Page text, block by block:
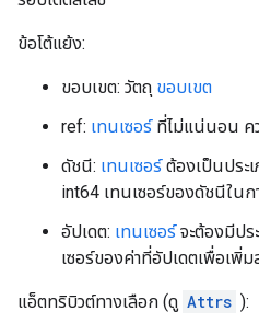
ข้อโต้แย้ง:
ขอบเขต: วัตถุ ขอบเขต
ref: เทนเซอร์ที่ไม่แน่นอน ค
ดัชนี: เทนเซอร์ต้องเป็นประ
int64 เทนเซอร์ของดัชนีในก
อัปเดต: เทนเซอร์จะต้องมีปร
เซอร์ของค่าที่อัปเดตเพื่อเพิ่
แอ็ตทริบิวต์ทางเลือก (ดู Attrs ):